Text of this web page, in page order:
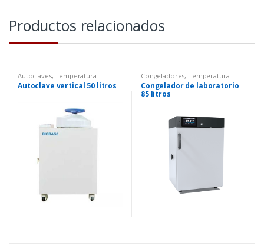
Productos relacionados
Autoclaves,Temperatura
Autoclave vertical 50 litros
Congeladores,Temperatura
Congelador de laboratorio
85 litros